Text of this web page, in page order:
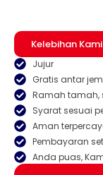
Kelebihan
Jujur
Gratis antar
Ramah tamah,
Syarat sesuai
Aman
Pembayaran
Anda puas,